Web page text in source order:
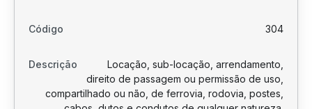
304
Locação, sub-locação, arrendamento,
direito de passagem ou permissão de uso,
compartilhado ou não, de ferrovia, rodovia, postes,